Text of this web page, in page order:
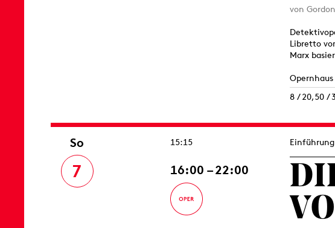
von
Libretto
Marx
Opernhaus
8 / 20,50 /
So
7
15:15
16:00 – 22:00